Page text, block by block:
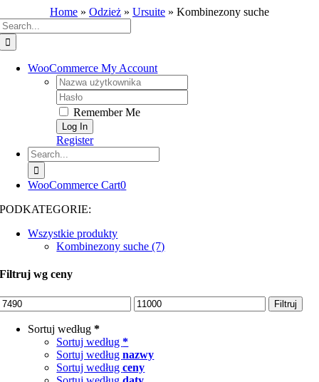
Home » Odzież » Ursuite » Kombinezony suche
WooCommerce My Account
Username:
Password:
Remember Me
Register
Search
for:
WooCommerce Cart0
PODKATEGORIE:
Wszystkie produkty
Kombinezony suche (7)
Filtruj wg ceny
Cena
max
Filtruj
Sortuj według*
Sortuj według*
Sortuj wedługnazwy
Sortuj wedługceny